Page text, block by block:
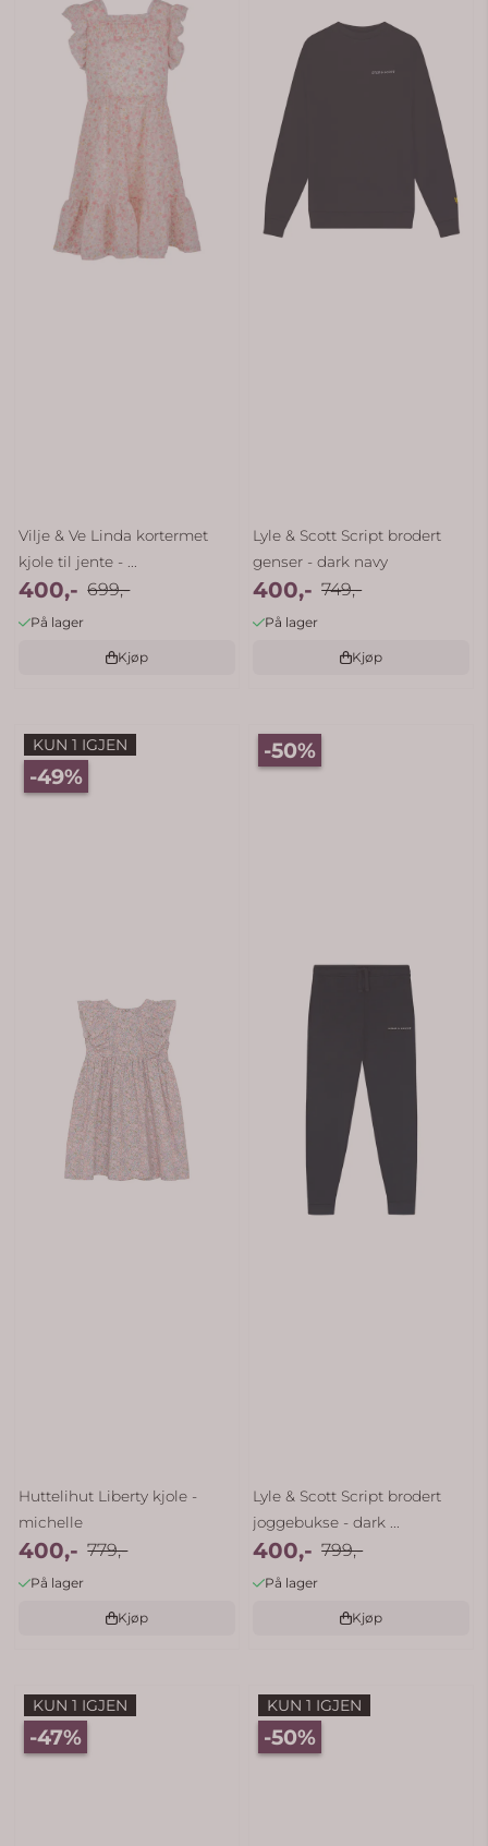
Vilje & Ve Linda kortermet
kjole til jente - ...
400,- 699,-
På lager
Kjøp
Lyle & Scott Script brodert
genser - dark navy
400,- 749,-
På lager
Kjøp
KUN 1 IGJEN
-49%
Huttelihut Liberty kjole -
michelle
400,- 779,-
På lager
Kjøp
-50%
Lyle & Scott Script brodert
joggebukse - dark ...
400,- 799,-
På lager
Kjøp
KUN 1 IGJEN
-47%
KUN 1 IGJEN
-50%